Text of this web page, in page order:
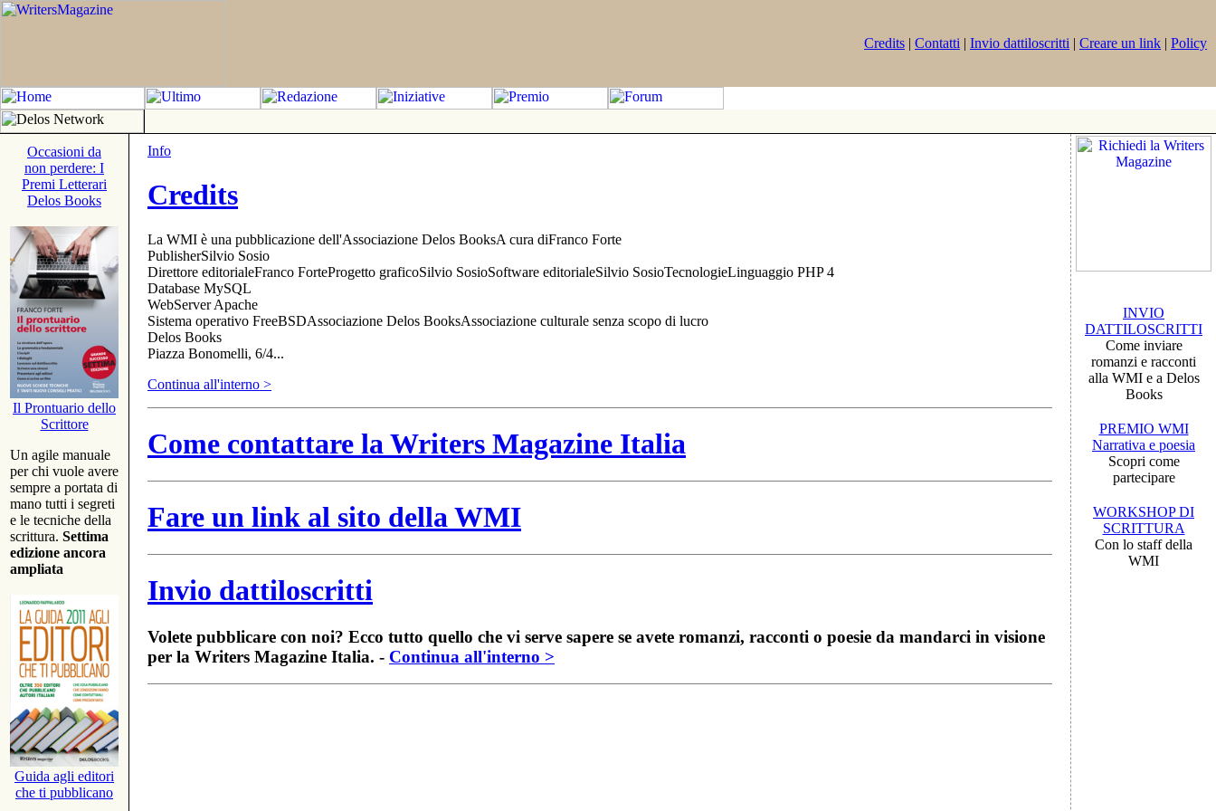
Credits | Contatti | Invio dattiloscritti | Creare un link | Policy
Occasioni da
non perdere: I
Premi Letterari
Delos Books
Il Prontuario dello
Scrittore
Un agile manuale
per chi vuole avere
sempre a portata di
mano tutti i segreti
e le tecniche della
scrittura. Settima
edizione ancora
ampliata
Guida agli editori
che ti pubblicano
Info
Credits
La WMI è una pubblicazione dell'Associazione Delos BooksA cura diFranco Forte
PublisherSilvio Sosio
Direttore editorialeFranco ForteProgetto graficoSilvio SosioSoftware editorialeSilvio SosioTecnologieLinguaggio PHP 4
Database MySQL
WebServer Apache
Sistema operativo FreeBSDAssociazione Delos BooksAssociazione culturale senza scopo di lucro
Delos Books
Piazza Bonomelli, 6/4...
Continua all'interno >
Come contattare la Writers Magazine Italia
Fare un link al sito della WMI
Invio dattiloscritti
Volete pubblicare con noi? Ecco tutto quello che vi serve sapere se avete romanzi, racconti o poesie da mandarci in visione
per la Writers Magazine Italia. - Continua all'interno >
INVIO
DATTILOSCRITTI
Come inviare
romanzi e racconti
alla WMI e a Delos
Books
PREMIO WMI
Narrativa e poesia
Scopri come
partecipare
WORKSHOP DI
SCRITTURA
Con lo staff della
WMI